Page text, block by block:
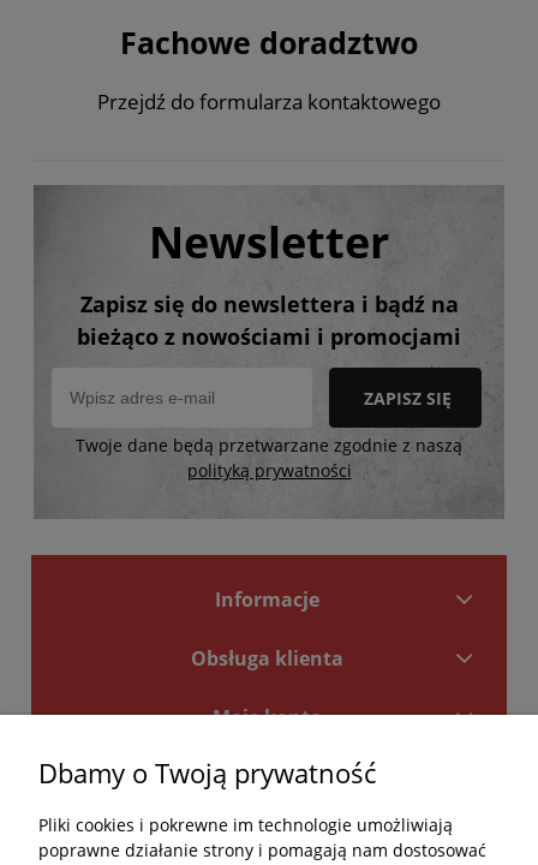
Fachowe doradztwo
Przejdź do formularza kontaktowego
Newsletter
Zapisz się do newslettera i bądź na
bieżąco z nowościami i promocjami
ZAPISZ SIĘ
Twoje dane będą przetwarzane zgodnie z naszą
polityką prywatności
Informacje
Obsługa klienta
Moje konto
Płatności i dostawa
Kontakt
Dbamy o Twoją prywatność
Pliki cookies i pokrewne im technologie umożliwiają
poprawne działanie strony i pomagają nam dostosować